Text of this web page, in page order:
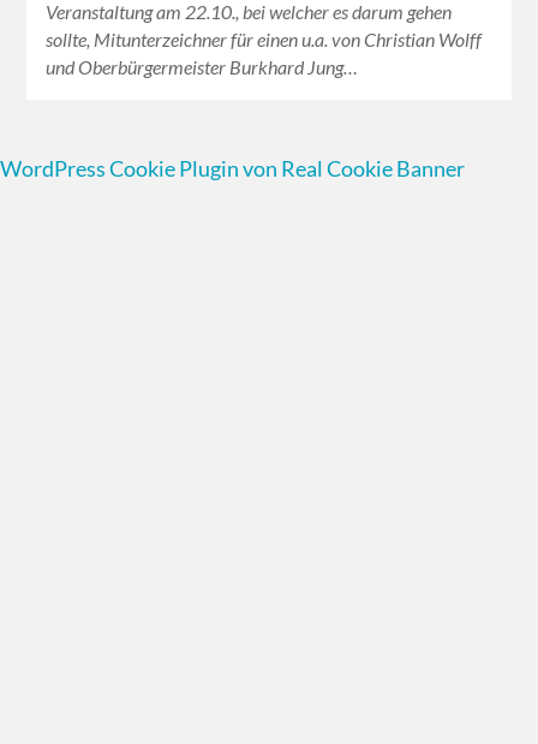
Veranstaltung am 22.10., bei welcher es darum gehen
sollte, Mitunterzeichner für einen u.a. von Christian Wolff
und Oberbürgermeister Burkhard Jung…
WordPress Cookie Plugin von Real Cookie Banner